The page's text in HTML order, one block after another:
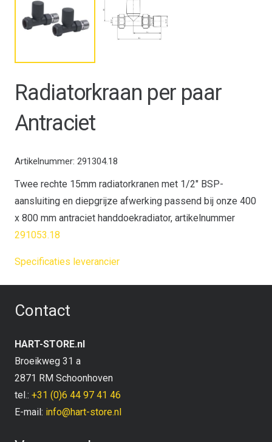
Radiatorkraan per paar
Antraciet
Artikelnummer: 291304.18
Twee rechte 15mm radiatorkranen met 1/2″ BSP-
aansluiting en diepgrijze afwerking passend bij onze 400
x 800 mm antraciet handdoekradiator, artikelnummer
291053.18
Specificaties leverancier
Contact
HART-STORE.nl
Broeikweg 31 a
2871 RM Schoonhoven
tel.: +31 (0)6 44 97 41 46
E-mail: info@hart-store.nl